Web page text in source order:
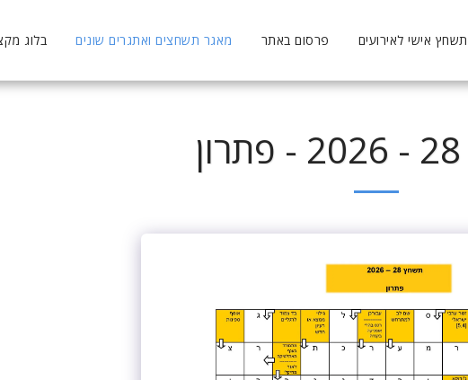
תשחץ אישי לאירועים פרסום באתר מאגר תשחצים ואתגרים שונים בלוג